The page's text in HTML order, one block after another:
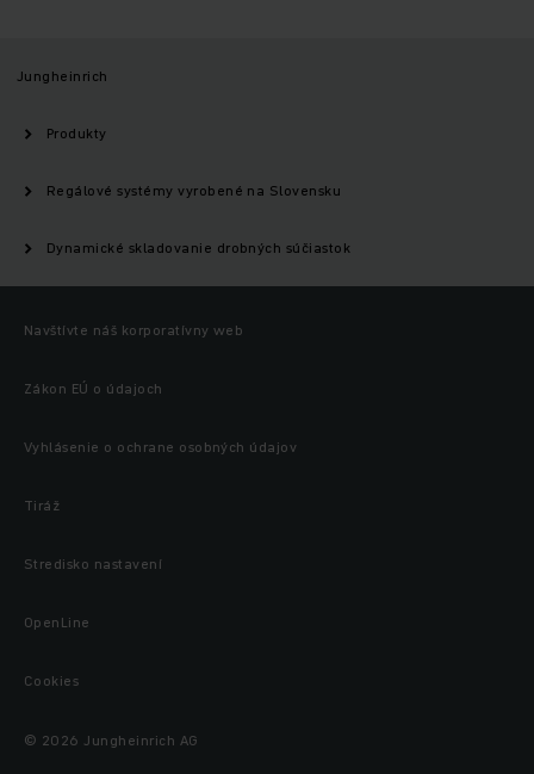
Jungheinrich
Produkty
Regálové systémy vyrobené na Slovensku
Dynamické skladovanie drobných súčiastok
Navštívte náš korporatívny web
Zákon EÚ o údajoch
Vyhlásenie o ochrane osobných údajov
Tiráž
Stredisko nastavení
OpenLine
Cookies
© 2026 Jungheinrich AG